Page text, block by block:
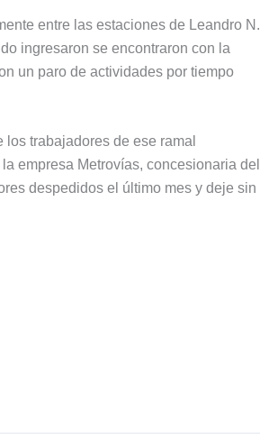
entre las estaciones de Leandro N.
ingresaron se encontraron con la
un paro de actividades por tiempo
trabajadores de ese ramal
empresa Metrovías, concesionaria del
despedidos el último mes y deje sin